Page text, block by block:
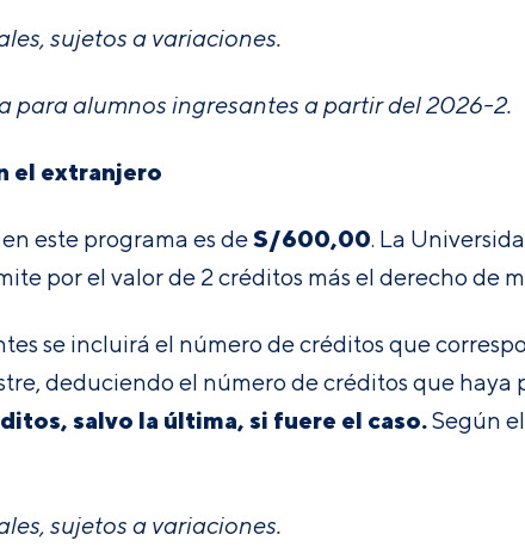
sujetos a variaciones.
para alumnos ingresantes a partir del 2026-2.
el extranjero
este programa es deS/600,00. La
por el valor de 2 créditos más el derecho de
se incluirá el número de créditos que
deduciendo el número de créditos que haya
salvo la última, si fuere el caso.Según el
sujetos a variaciones.